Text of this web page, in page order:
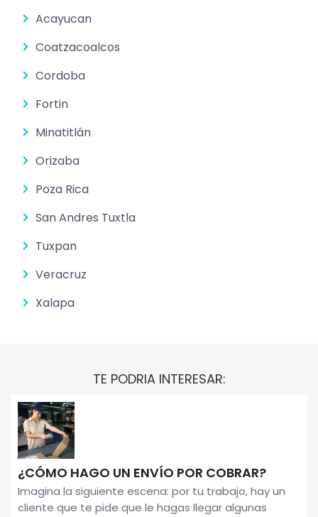
Acayucan
Coatzacoalcos
Cordoba
Fortin
Minatitlán
Orizaba
Poza Rica
San Andres Tuxtla
Tuxpan
Veracruz
Xalapa
TE PODRIA INTERESAR:
¿CÓMO HAGO UN ENVÍO POR COBRAR?
Imagina la siguiente escena: por tu trabajo, hay un
cliente que te pide que le hagas llegar algunas